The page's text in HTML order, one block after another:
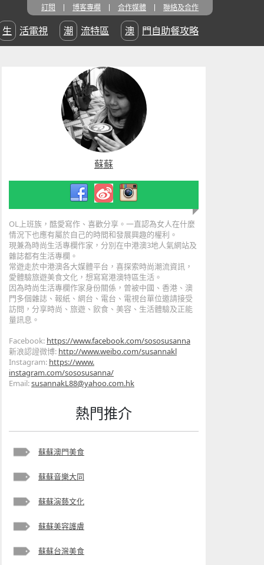
訂閱 博客專欄 合作媒體 聯絡及合作
生活電視 潮流特區 澳門自助餐攻略
蘇蘇
OL上班族，酷愛寫作、喜歡分享。一直認為女人在什麼
情況下也應有屬於自己的時間和發展興趣的權利。
現兼為時尚生活專欄作家，分別在中港澳3地人氣網站及
雜誌都有生活專欄。
常遊走於中港澳各大媒體平台，喜探索時尚潮流資訊，
愛體驗旅遊美食文化，想寫寫港澳特區生活。
因為時尚生活專欄作家身份關係，曾被中國、香港、澳
門多個雜誌、 報紙、網台、電台、電視台單位邀請接受
訪問，分享時尚、旅遊、 飲食、美容、生活體驗及正能
量訊息。
Facebook: https://www.facebook.com/sososusanna
新浪認證微博: http://www.weibo.com/susannakl
Instagram: https://www.
instagram.com/sososusanna/
Email:susannakL88@yahoo.com.hk
熱門推介
蘇蘇澳門美食
蘇蘇音樂大同
蘇蘇演藝文化
蘇蘇美容護膚
蘇蘇台灣美食